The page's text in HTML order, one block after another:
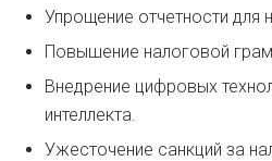
Упрощение отчетности для
Повышение налоговой
Внедрение цифровых
интеллекта.
Ужесточение санкций за